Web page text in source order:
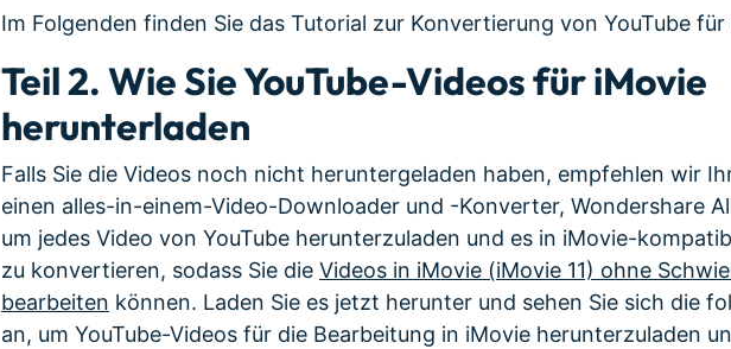
Im Folgenden finden Sie das Tutorial zur Konvertierung von YouTube für
Teil 2. Wie Sie YouTube-Videos für iMovie
herunterladen
Falls Sie die Videos noch nicht heruntergeladen haben, empfehlen wir
einen alles-in-einem-Video-Downloader und -Konverter, Wondershare
um jedes Video von YouTube herunterzuladen und es in iMovie-
zu konvertieren, sodass Sie die Videos in iMovie (iMovie 11) ohne
bearbeiten können. Laden Sie es jetzt herunter und sehen Sie sich die
an, um YouTube-Videos für die Bearbeitung in iMovie herunterzuladen